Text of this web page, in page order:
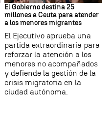
El Gobierno destina 25
millones a Ceuta para atender
a los menores migrantes
El Ejecutivo aprueba una
partida extraordinaria para
reforzar la atención a los
menores no acompañados
y defiende la gestión de la
crisis migratoria en la
ciudad autónoma.